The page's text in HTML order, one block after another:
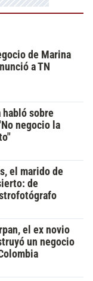
de Marina
a TN
habló sobre
negocio la
el marido de
de
el ex novio
un negocio